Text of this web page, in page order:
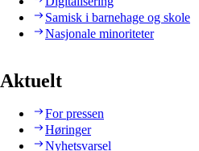
Samisk i barnehage og skole
Nasjonale minoriteter
Aktuelt
For pressen
Høringer
Nyhetsvarsel